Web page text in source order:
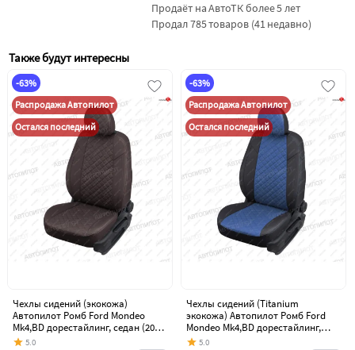
Продаёт на АвтоТК более 5 лет
Продал 785 товаров (41 недавно)
Также будут интересны
-63%
Распродажа Автопилот
Остался последний
Чехлы сидений (экокожа)
Автопилот Ромб Ford Mondeo
Mk4,BD дорестайлинг, седан (2007-
2010)
5.0
-63%
Распродажа Автопилот
Остался последний
Чехлы сидений (Titanium
экокожа) Автопилот Ромб Ford
Mondeo Mk4,BD дорестайлинг,
седан (2007-2010)
5.0